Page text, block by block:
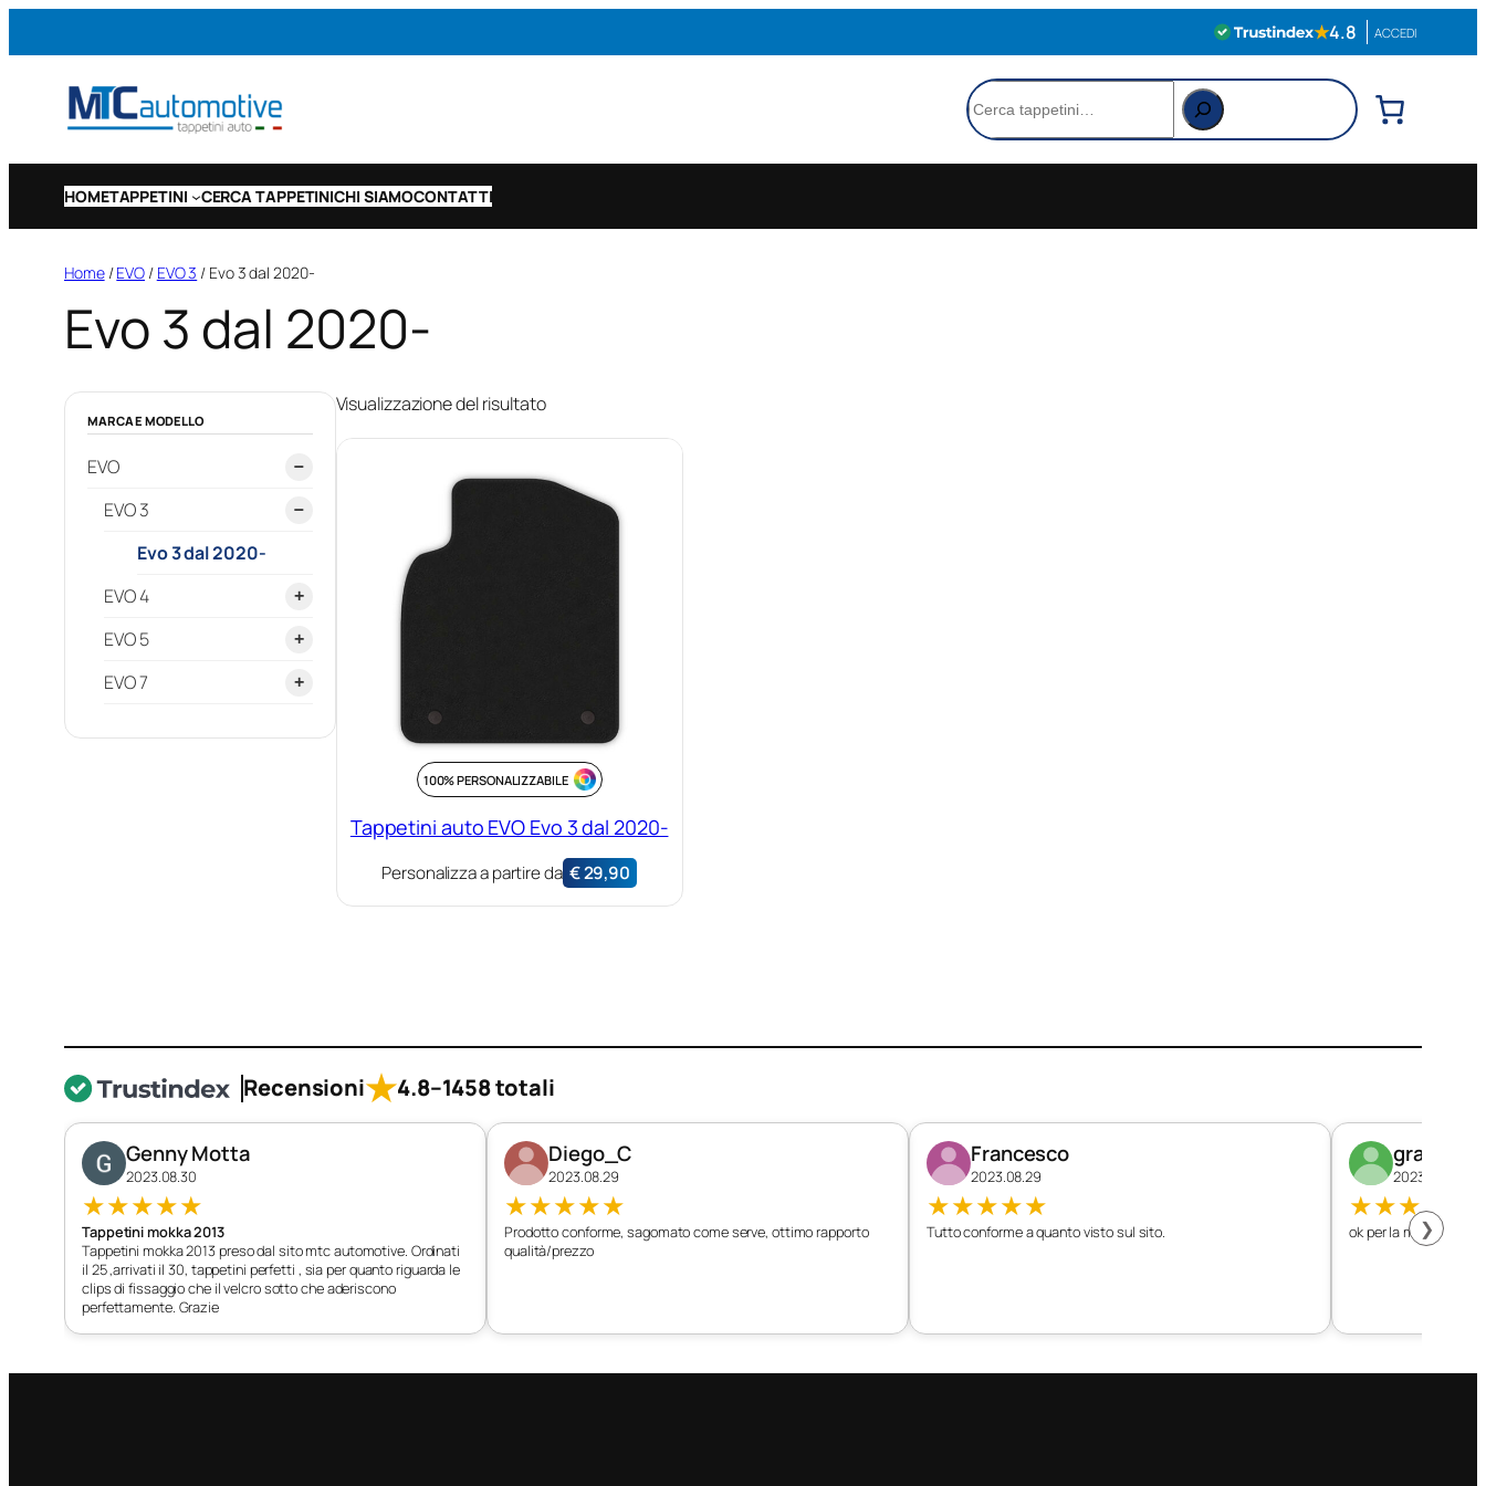
★4.8 ACCEDI
Cerca
HOMETAPPETINI CERCA TAPPETINICHI SIAMOCONTATTI
Home/EVO / EVO 3 / Evo 3 dal 2020-
Evo 3 dal 2020-
MARCA E MODELLO
−
EVO
−
EVO 3
Evo 3 dal 2020-
+
EVO 4
Evo 4 dal 2020-
+
EVO 5
Evo 5 dal 2023-
+
EVO 7
Visualizzazione del risultato
100% PERSONALIZZABILE
Tappetini auto EVO Evo 3 dal 2020-
Personalizza a partire da €29,90
Recensioni★4.8–1458 totali
Genny Motta
2023.08.30
★★★★★
Tappetini mokka 2013
Tappetini mokka 2013 preso dal sito mtc automotive. Ordinati
il 25 ,arrivati il 30, tappetini perfetti , sia per quanto riguarda le
clips di fissaggio che il velcro sotto che aderiscono
perfettamente. Grazie
Diego_C
2023.08.29
★★★★★
Prodotto conforme, sagomato come serve, ottimo rapporto
qualità/prezzo
Francesco
2023.08.29
★★★★★
Tutto conforme a quanto visto sul sito.
graziano
2023.08.26
★★★★
ok per la mia vettura
❯